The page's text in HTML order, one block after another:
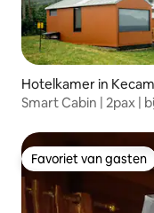
Hotelkamer in
Smart Cabin | 2pax |
Favoriet van gasten
Favoriet van gasten